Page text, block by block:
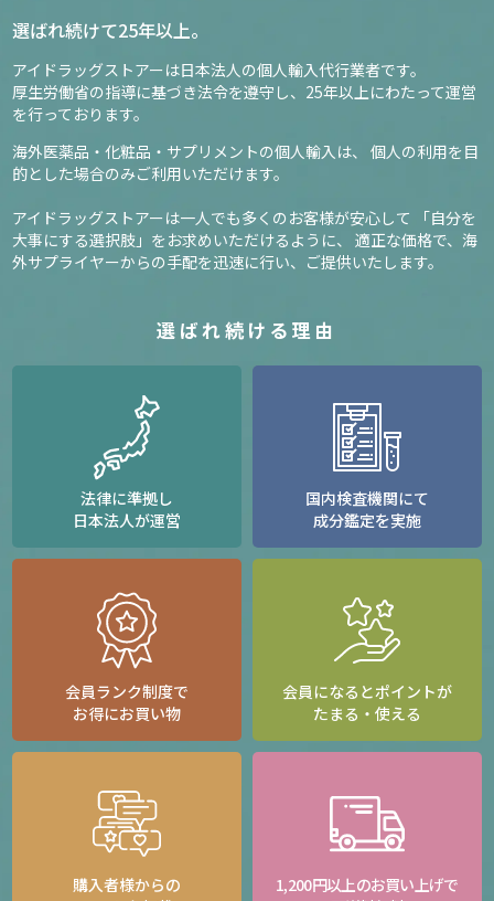
選ばれ続けて25年以上。
アイドラッグストアーは日本法人の個人輸入代行業者です。
厚生労働省の指導に基づき法令を遵守し、 25年以上にわたって運営
を行っております。
海外医薬品・化粧品・サプリメントの個人輸入は、
個人の利用を目
的とした場合のみご利用いただけます。
アイドラッグストアーは一人でも多くのお客様が安心して
「自分を
大事にする選択肢」をお求めいただけるように、
適正な価格で、海
外サプライヤーからの手配を迅速に行い、ご提供いたします。
選ばれ続ける理由
法律に準拠し
日本法人が運営
国内検査機関にて
成分鑑定を実施
会員ランク制度で
お得にお買い物
会員になるとポイントが
たまる・使える
購入者様からの
1,200円以上のお買い上げで